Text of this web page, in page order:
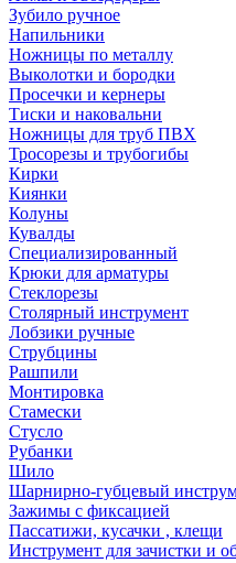
Зубило ручное
Напильники
Ножницы по металлу
Выколотки и бородки
Просечки и кернеры
Тиски и наковальни
Ножницы для труб ПВХ
Тросорезы и трубогибы
Кирки
Киянки
Колуны
Кувалды
Специализированный
Крюки для арматуры
Стеклорезы
Столярный инструмент
Лобзики ручные
Струбцины
Рашпили
Монтировка
Стамески
Стусло
Рубанки
Шило
Шарнирно-губцевый
Зажимы с фиксацией
Пассатижи, кусачки , клещи
Инструмент для зачистки и